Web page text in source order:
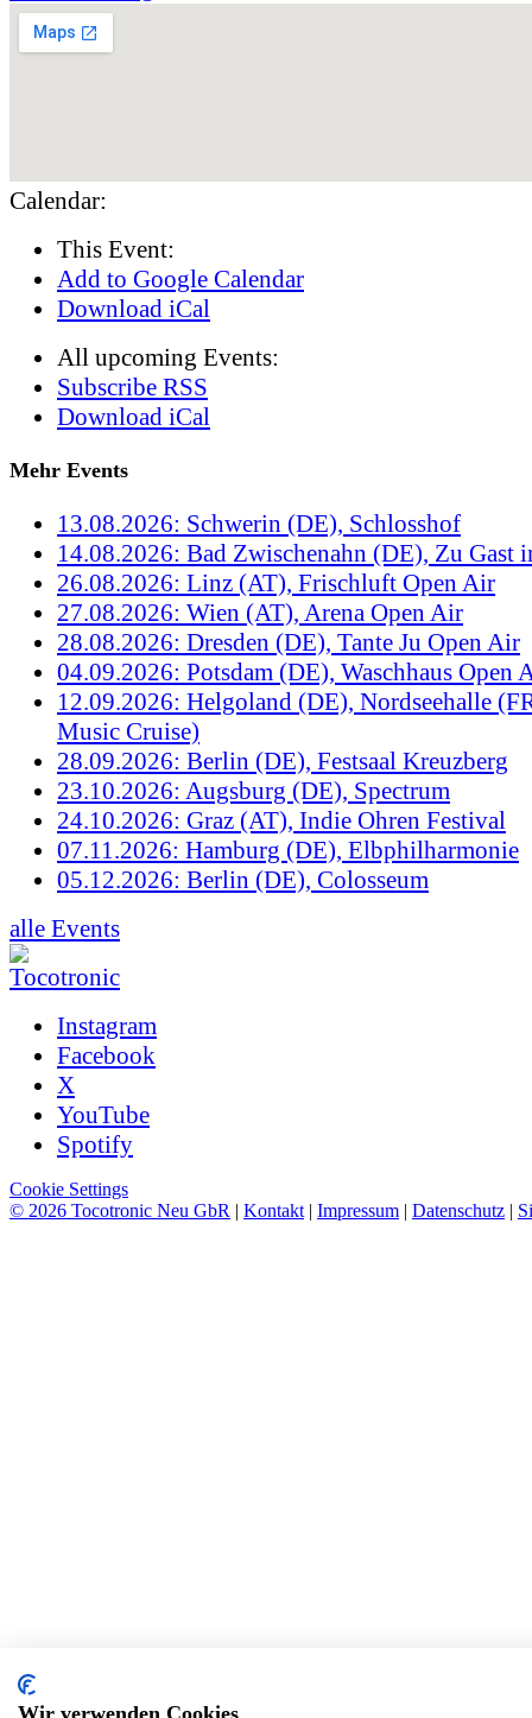
Calendar:
This Event:
Add to Google Calendar
Download iCal
All upcoming Events:
Subscribe RSS
Download iCal
Mehr Events
13.08.2026: Schwerin (DE), Schlosshof
14.08.2026: Bad Zwischenahn (DE), Zu Gast
26.08.2026: Linz (AT), Frischluft Open Air
27.08.2026: Wien (AT), Arena Open Air
28.08.2026: Dresden (DE), Tante Ju Open Air
04.09.2026: Potsdam (DE), Waschhaus Open
12.09.2026: Helgoland (DE), Nordseehalle
Music Cruise)
28.09.2026: Berlin (DE), Festsaal Kreuzberg
23.10.2026: Augsburg (DE), Spectrum
24.10.2026: Graz (AT), Indie Ohren Festival
07.11.2026: Hamburg (DE), Elbphilharmonie
05.12.2026: Berlin (DE), Colosseum
alle Events
Instagram
Facebook
X
YouTube
Spotify
Cookie Settings
© 2026 Tocotronic Neu GbR | Kontakt | Impressum | Datenschutz |
Wir verwenden Cookies